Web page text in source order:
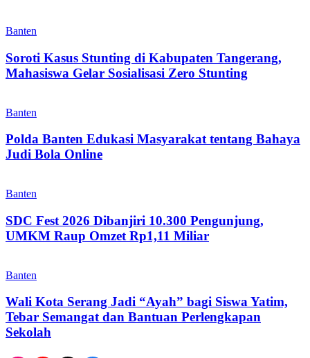
Banten
Soroti Kasus Stunting di Kabupaten Tangerang,
Mahasiswa Gelar Sosialisasi Zero Stunting
Banten
Polda Banten Edukasi Masyarakat tentang Bahaya
Judi Bola Online
Banten
SDC Fest 2026 Dibanjiri 10.300 Pengunjung,
UMKM Raup Omzet Rp1,11 Miliar
Banten
Wali Kota Serang Jadi “Ayah” bagi Siswa Yatim,
Tebar Semangat dan Bantuan Perlengkapan
Sekolah